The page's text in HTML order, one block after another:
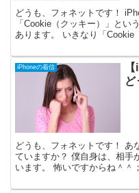
どうも、フォネットです！
「Cookie（クッキー）」とい
あります。 いきなり「Cookie
iPhoneの着信
ど
どうも、フォネットです！ あ
ていますか？ 僕自身は、相手
います。 怖いですからね＾＾